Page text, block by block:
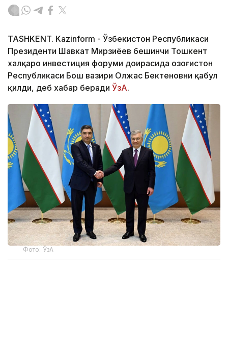
TASHKENT. Kazinform - Ўзбекистон Республикаси
Президенти Шавкат Мирзиёев бешинчи Тошкент
халқаро инвестиция форуми доирасида Қозоғистон
Республикаси Бош вазири Олжас Бектеновни қабул
қилди, деб хабар беради ЎзА.
Фото: ЎзА